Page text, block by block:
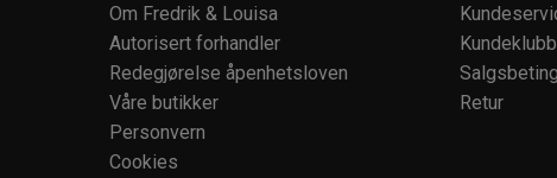
Om Fredrik & Louisa
Autorisert forhandler
Redegjørelse åpenhetsloven
Våre butikker
Personvern
Cookies
Kundeklubb
Retur